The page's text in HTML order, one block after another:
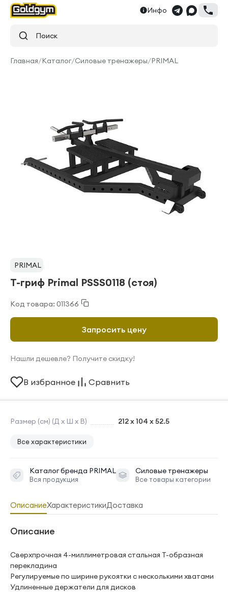
Инфо
Поиск
Главная/Каталог/Силовые тренажеры/PRIMAL
PRIMAL
Т-гриф Primal PSSS0118 (стоя)
Код товара: 011366
Размер (см) (Д х Ш х В) 212 x 104 x 52.5
Все характеристики
Каталог бренда PRIMAL
Вся продукция
Силовые тренажеры
Все товары категории
Запросить цену
Нашли дешевле? Получите скидку!
В избранное Сравнить
ОписаниеХарактеристикиДоставка
Описание
Сверхпрочная 4-миллиметровая стальная Т-образная
перекладина
Регулируемые по ширине рукоятки с несколькими хватами
Удлиненные держатели для дисков